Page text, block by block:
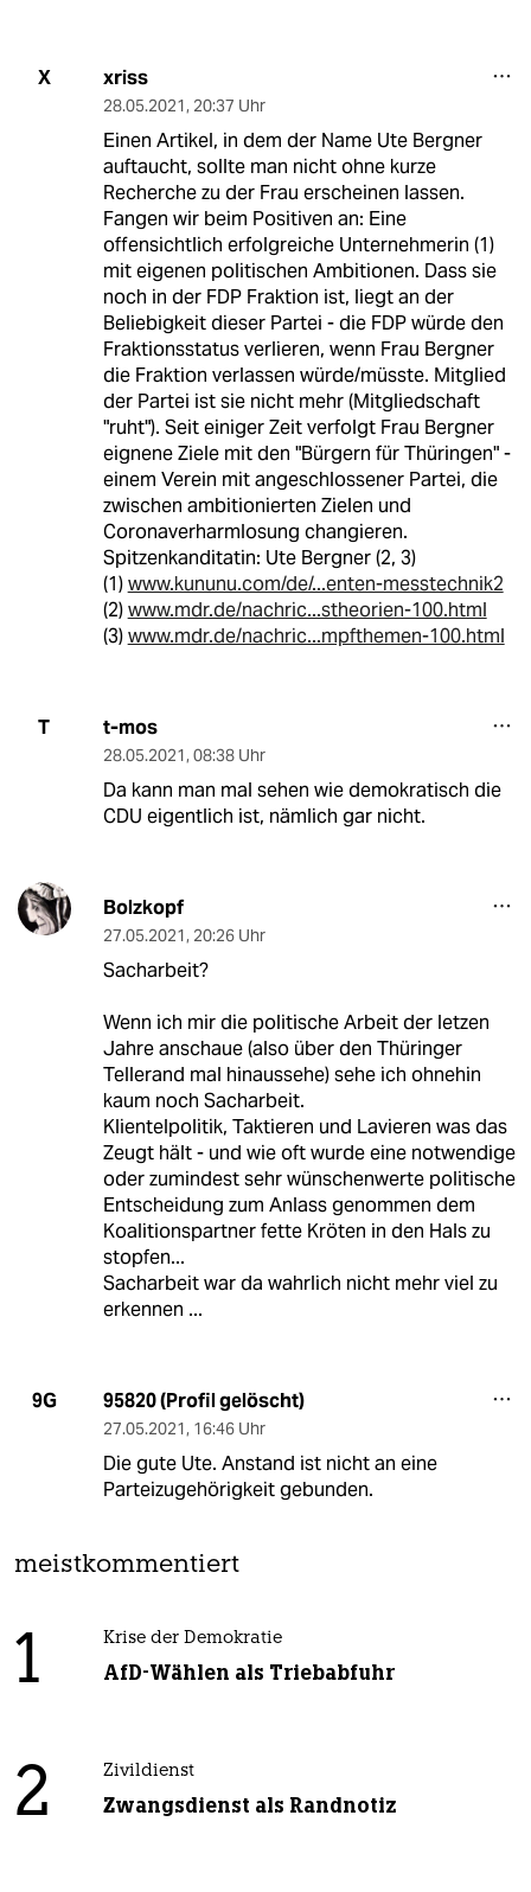
X xriss
28.05.2021, 20:37 Uhr
Einen Artikel, in dem der Name Ute Bergner
auftaucht, sollte man nicht ohne kurze
Recherche zu der Frau erscheinen lassen.
Fangen wir beim Positiven an: Eine
offensichtlich erfolgreiche Unternehmerin (1)
mit eigenen politischen Ambitionen. Dass sie
noch in der FDP Fraktion ist, liegt an der
Beliebigkeit dieser Partei - die FDP würde den
Fraktionsstatus verlieren, wenn Frau Bergner
die Fraktion verlassen würde/müsste. Mitglied
der Partei ist sie nicht mehr (Mitgliedschaft
"ruht"). Seit einiger Zeit verfolgt Frau Bergner
eignene Ziele mit den "Bürgern für Thüringen" -
einem Verein mit angeschlossener Partei, die
zwischen ambitionierten Zielen und
Coronaverharmlosung changieren.
Spitzenkanditatin: Ute Bergner (2, 3)
(1)www.kununu.com/de/...enten-messtechnik2
(2)www.mdr.de/nachric...stheorien-100.html
(3)www.mdr.de/nachric...mpfthemen-100.html
T t-mos
28.05.2021, 08:38 Uhr
Da kann man mal sehen wie demokratisch die
CDU eigentlich ist, nämlich gar nicht.
Bolzkopf
27.05.2021, 20:26 Uhr
Sacharbeit?
Wenn ich mir die politische Arbeit der letzen
Jahre anschaue (also über den Thüringer
Tellerand mal hinaussehe) sehe ich ohnehin
kaum noch Sacharbeit.
Klientelpolitik, Taktieren und Lavieren was das
Zeugt hält - und wie oft wurde eine notwendige
oder zumindest sehr wünschenwerte politische
Entscheidung zum Anlass genommen dem
Koalitionspartner fette Kröten in den Hals zu
stopfen...
Sacharbeit war da wahrlich nicht mehr viel zu
erkennen ...
9G 95820 (Profil gelöscht)
27.05.2021, 16:46 Uhr
Die gute Ute. Anstand ist nicht an eine
Parteizugehörigkeit gebunden.
meistkommentiert
1 Krise der Demokratie
AfD-Wählen als Triebabfuhr
2 Zivildienst
Zwangsdienst als Randnotiz